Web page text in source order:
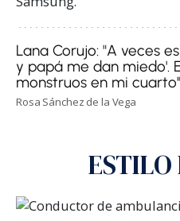
Lana Corujo: "A veces
y papá me dan miedo'.
monstruos en mi
Rosa Sánchez de la Vega
ESTILO